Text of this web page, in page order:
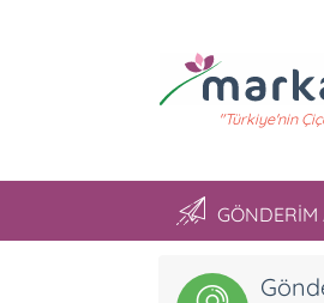
"Türkiye'nin
GÖNDERİM